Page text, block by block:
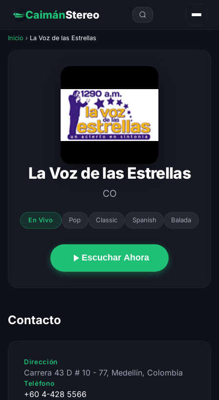
CaimánStereo
Inicio › La Voz de las Estrellas
La Voz de las Estrellas
CO
En Vivo Pop Classic Spanish Balada
Escuchar Ahora
Contacto
Dirección
Carrera 43 D # 10 - 77, Medellín, Colombia
Teléfono
+60 4-428 5566